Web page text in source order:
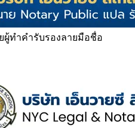
ผู้ทำคำรับรองลายมือชื่อ